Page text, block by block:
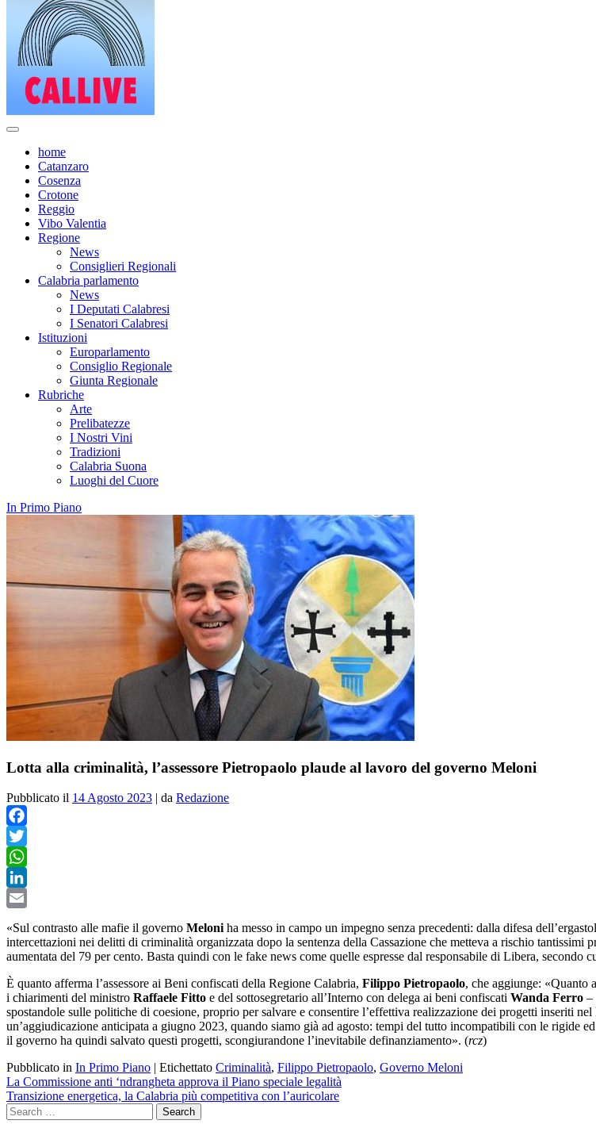
home
Catanzaro
Cosenza
Crotone
Reggio
Vibo Valentia
Regione
News
Consiglieri Regionali
Calabria parlamento
News
I Deputati Calabresi
I Senatori Calabresi
Istituzioni
Europarlamento
Consiglio Regionale
Giunta Regionale
Rubriche
Arte
Prelibatezze
I Nostri Vini
Tradizioni
Calabria Suona
Luoghi del Cuore
In Primo Piano
Lotta alla criminalità, l’assessore Pietropaolo plaude al lavoro del governo Meloni
Pubblicato il 14 Agosto 2023 | da Redazione
Facebook
Twitter
WhatsApp
LinkedIn
«Sul contrasto alle mafie il governo Meloniha messo in campo un impegno senza precedenti: dalla difesa
intercettazioni nei delitti di criminalità organizzata dopo la sentenza della Cassazione che metteva a rischio tantissimi
aumentata del 79 per cento. Basta quindi con le fake news come quelle espresse dal responsabile di Libera,
È quanto afferma l’assessore ai Beni confiscati della Regione Calabria, Filippo Pietropaolo, che aggiunge: «Quanto
i chiarimenti del ministro Raffaele Fitto e del sottosegretario all’Interno con delega ai beni confiscati Wanda Ferro –
spostandole sulle politiche di coesione, proprio per salvare e consentire l’effettiva realizzazione dei progetti inseriti
un’aggiudicazione anticipata a giugno 2023, quando siamo già ad agosto: tempi del tutto incompatibili con le rigide
il governo ha quindi salvato questi progetti, scongiurandone l’inevitabile definanziamento». (rcz)
Pubblicato in In Primo Piano | Etichettato Criminalità, Filippo Pietropaolo, Governo Meloni
Navigazione
articoli
La Commissione anti ‘ndrangheta approva il Piano speciale legalità
Transizione energetica, la Calabria più competitiva con l’auricolare